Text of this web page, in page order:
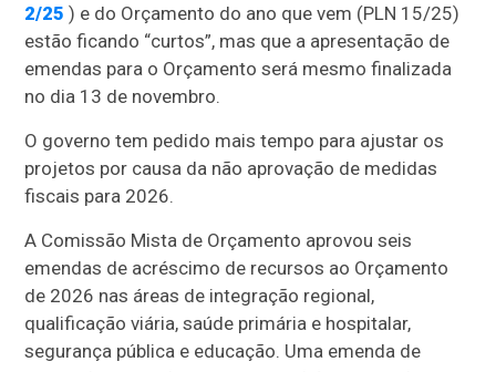
2/25 ) e do Orçamento do ano que vem (PLN 15/25)
estão ficando “curtos”, mas que a apresentação de
emendas para o Orçamento será mesmo finalizada
no dia 13 de novembro.
O governo tem pedido mais tempo para ajustar os
projetos por causa da não aprovação de medidas
fiscais para 2026.
A Comissão Mista de Orçamento aprovou seis
emendas de acréscimo de recursos ao Orçamento
de 2026 nas áreas de integração regional,
qualificação viária, saúde primária e hospitalar,
segurança pública e educação. Uma emenda de